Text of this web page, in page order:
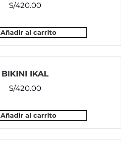
S/420.00
Añadir al carrito
BIKINI IKAL
S/420.00
Añadir al carrito